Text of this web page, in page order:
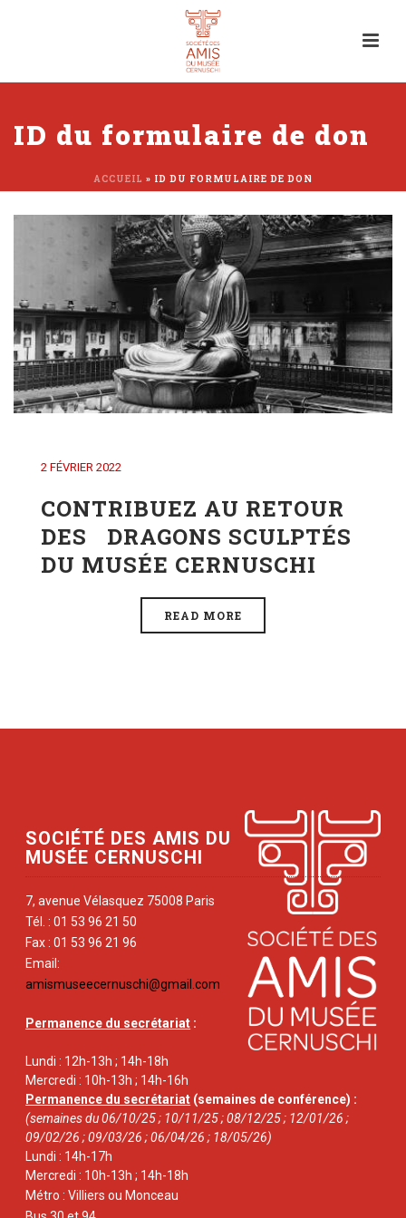
ID du formulaire de don
ACCUEIL » ID DU FORMULAIRE DE DON
2 FÉVRIER 2022
CONTRIBUEZ AU RETOUR
DES DRAGONS SCULPTÉS
DU MUSÉE CERNUSCHI
READ MORE
SOCIÉTÉ DES AMIS DU
MUSÉE CERNUSCHI
7, avenue Vélasquez 75008 Paris
Tél. : 01 53 96 21 50
Fax : 01 53 96 21 96
Email:
amismuseecernuschi@gmail.com
Permanence du secrétariat :
Lundi : 12h-13h ; 14h-18h
Mercredi : 10h-13h ; 14h-16h
Permanence du secrétariat (semaines de conférence) :
(semaines du 06/10/25 ; 10/11/25 ; 08/12/25 ; 12/01/26 ;
09/02/26 ; 09/03/26 ; 06/04/26 ; 18/05/26)
Lundi : 14h-17h
Mercredi : 10h-13h ; 14h-18h
Métro : Villiers ou Monceau